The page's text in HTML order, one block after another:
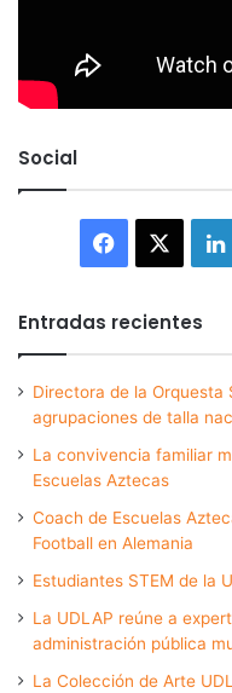
Social
Facebook
Entradas recientes
Directora de la Orquesta
agrupaciones de talla
La convivencia familiar
Escuelas Aztecas
Coach de Escuelas
Football en Alemania
Estudiantes STEM de la
La UDLAP reúne a
administración pública
La Colección de Arte